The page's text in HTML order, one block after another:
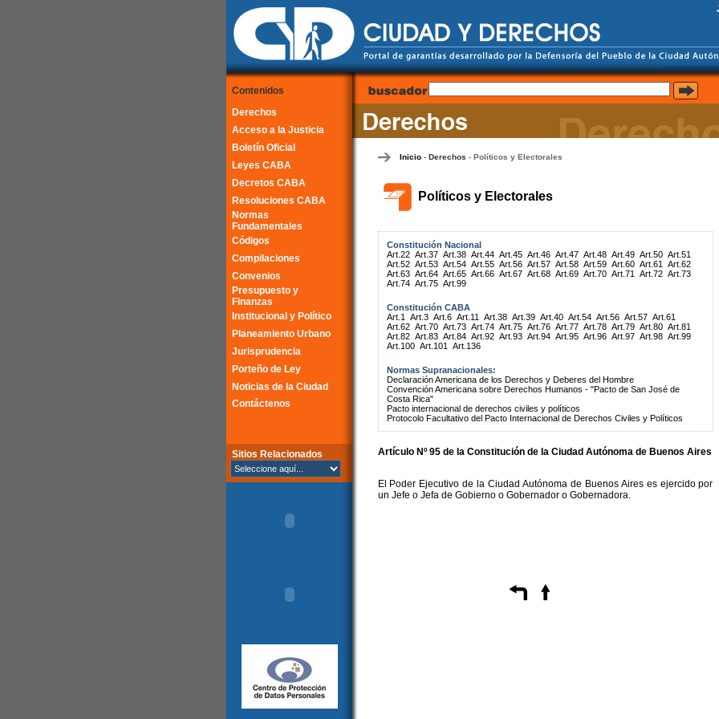
Contenidos
Derechos
Acceso a la Justicia
Boletín Oficial
Leyes CABA
Decretos CABA
Resoluciones CABA
Normas
Fundamentales
Códigos
Compilaciones
Convenios
Presupuesto y
Finanzas
Institucional y Político
Planeamiento Urbano
Jurisprudencia
Porteño de Ley
Noticias de la Ciudad
Contáctenos
Sitios Relacionados
Inicio- Derechos - Políticos y Electorales
Políticos y Electorales
Constitución Nacional
Art.22 Art.37 Art.38 Art.44 Art.45 Art.46 Art.47 Art.48 Art.49 Art.50 Art.51
Art.52 Art.53 Art.54 Art.55 Art.56 Art.57 Art.58 Art.59 Art.60 Art.61
Art.62
Art.63 Art.64 Art.65 Art.66 Art.67 Art.68 Art.69 Art.70 Art.71 Art.72 Art.73
Art.74 Art.75 Art.99
Constitución CABA
Art.1
Art.3 Art.6 Art.11 Art.38 Art.39 Art.40 Art.54 Art.56 Art.57 Art.61
Art.62 Art.70 Art.73 Art.74 Art.75 Art.76 Art.77 Art.78 Art.79 Art.80 Art.81
Art.82 Art.83 Art.84 Art.92 Art.93 Art.94 Art.95 Art.96 Art.97 Art.98 Art.99
Art.100 Art.101 Art.136
Normas Supranacionales:
Declaración Americana de los Derechos y Deberes del Hombre
Convención Americana sobre Derechos Humanos - "Pacto de San José de
Costa Rica"
Pacto internacional de derechos civiles y políticos
Protocolo Facultativo del Pacto Internacional de Derechos Civiles y Políticos
Artículo Nº 95 de la Constituciónde la Ciudad Autónoma de Buenos Aires
El Poder Ejecutivo de la Ciudad Autónoma de Buenos Aires es ejercido por
un Jefe o Jefa de Gobierno o Gobernador o Gobernadora.